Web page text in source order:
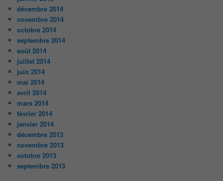
décembre 2014
novembre 2014
octobre 2014
septembre 2014
août 2014
juillet 2014
juin 2014
mai 2014
avril 2014
mars 2014
février 2014
janvier 2014
décembre 2013
novembre 2013
octobre 2013
septembre 2013